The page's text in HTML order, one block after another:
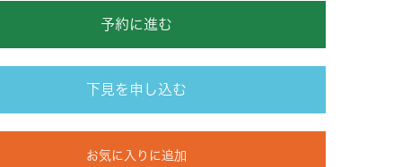
予約に進む
下見を申し込む
お気に入りに追加